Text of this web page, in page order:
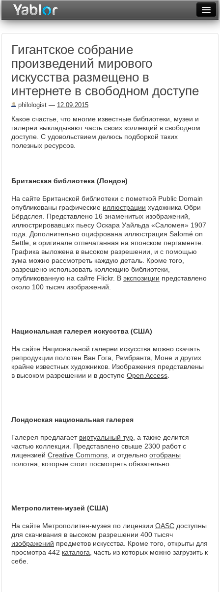
Неделя
Месяц
Рейтинги
Фототоп
Гигантское собрание
произведений мирового
искусства размещено в
интернете в свободном доступе
philologist — 12.09.2015
Какое счастье, что многие известные библиотеки, музеи и
галереи выкладывают часть своих коллекций в свободном
доступе. С удовольствием делюсь подборкой таких
полезных ресурсов.
Британская библиотека (Лондон)
На сайте Британской библиотеки c пометкой Public Domain
опубликованы графические иллюстрации художника Обри
Бёрдслея. Представлено 16 знаменитых изображений,
иллюстрировавших пьесу Оскара Уайльда «Саломея» 1907
года. Дополнительно оцифрована иллюстрация Salomé on
Settle, в оригинале отпечатанная на японском пергаменте.
Графика выложена в высоком разрешении, и с помощью
зума можно рассмотреть каждую деталь. Кроме того,
разрешено использовать коллекцию библиотеки,
опубликованную на сайте Flickr. В экспозиции представлено
около 100 тысяч изображений.
Национальная галерея искусства (США)
На сайте Национальной галереи искусства можно скачать
репродукции полотен Ван Гога, Рембранта, Моне и других
крайне известных художников. Изображения представлены
в высоком разрешении и в доступе Open Access
Лондонская национальная галерея
Галерея предлагает виртуальный тур , а также делится
частью коллекции. Представлено свыше 2300 работ с
лицензией Creative Commons , и отдельно отобраны
полотна, которые стоит посмотреть обязательно.
Метрополитен-музей (США)
На сайте Метрополитен-музея по лицензии OASC доступны
для скачивания в высоком разрешении 400 тысяч
изображений предметов искусства. Кроме того, открыты для
просмотра 442 каталога , часть из которых можно загрузить к
себе.